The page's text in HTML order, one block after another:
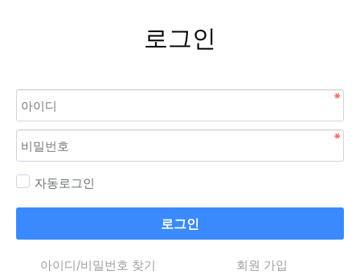
로그인
자동로그인
로그인
아이디/비밀번호 찾기 회원 가입